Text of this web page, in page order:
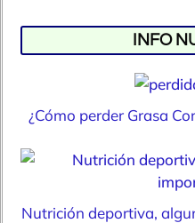
INFO
¿Cómo perder Grasa
Nutrición deportiva,